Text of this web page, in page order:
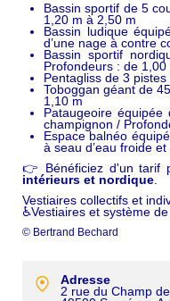
Bassin sportif de 5
1,20 m à 2,50 m
Bassin ludique
d’une nage à contre
Bassin sportif
Profondeurs : de 1,00
Pentagliss de 3 pistes
Toboggan géant de
1,10 m
Pataugeoire
champignon /
Espace balnéo
à seau d’eau froide et
👉 Bénéficiez d'un tarif
intérieurs et nordique
Vestiaires collectifs et
♿Vestiaires et système
© Bertrand Bechard
Adresse
2 rue du Champ